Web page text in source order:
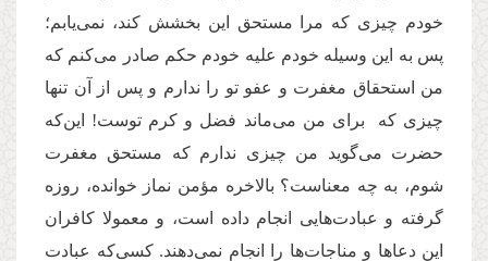
خودم چیزی که مرا مستحق این بخشش کند، نمی‌یابم؛
پس به این وسیله خودم علیه خودم حکم صادر می‌کنم که
من استحقاق مغفرت و عفو تو را ندارم و پس از آن تنها
چیزی که برای من می‌ماند فضل و کرم توست! این‌که
حضرت می‌گوید من چیزی ندارم که مستحق مغفرت
شوم، به چه معناست؟ بالاخره مؤمن نماز خوانده، روزه
گرفته و عبادت‌هایی انجام داده است، و معمولا کافران
این دعاها و مناجات‌ها را انجام نمی‌دهند. کسی‌که عبادت